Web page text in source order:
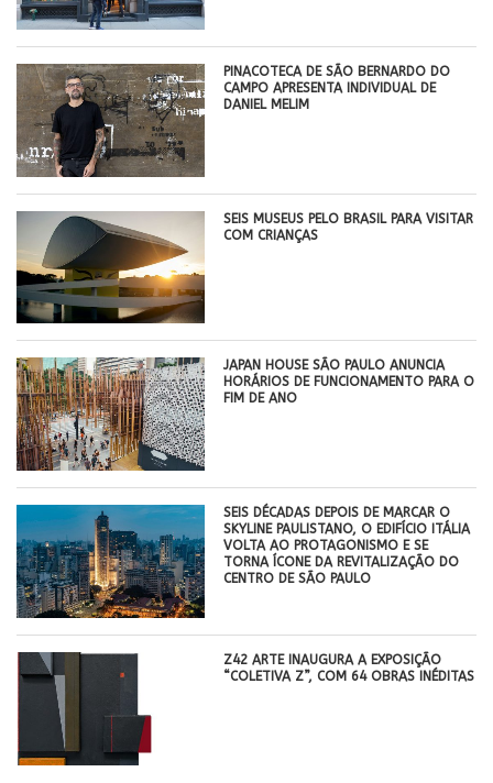
PINACOTECA DE SÃO BERNARDO DO
CAMPO APRESENTA INDIVIDUAL DE
DANIEL MELIM
SEIS MUSEUS PELO BRASIL PARA VISITAR
COM CRIANÇAS
JAPAN HOUSE SÃO PAULO ANUNCIA
HORÁRIOS DE FUNCIONAMENTO PARA O
FIM DE ANO
SEIS DÉCADAS DEPOIS DE MARCAR O
SKYLINE PAULISTANO, O EDIFÍCIO ITÁLIA
VOLTA AO PROTAGONISMO E SE
TORNA ÍCONE DA REVITALIZAÇÃO DO
CENTRO DE SÃO PAULO
Z42 ARTE INAUGURA A EXPOSIÇÃO
“COLETIVA Z”, COM 64 OBRAS INÉDITAS